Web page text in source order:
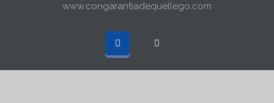
www.congarantiadequellego.com